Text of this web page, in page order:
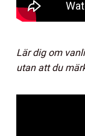
Lär dig om
utan att du